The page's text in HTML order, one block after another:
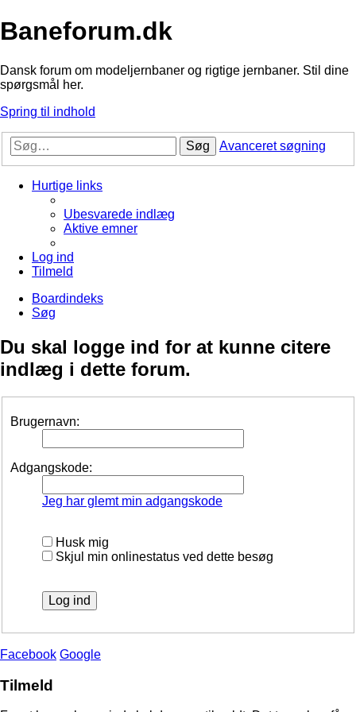
Baneforum.dk
Dansk forum om modeljernbaner og rigtige jernbaner. Stil dine
spørgsmål her.
Spring til indhold
Søg Avanceret søgning
Hurtige links
Ubesvarede indlæg
Aktive emner
Log ind
Tilmeld
Boardindeks
Søg
Du skal logge ind for at kunne citere
indlæg i dette forum.
Brugernavn:
Adgangskode:
Jeg har glemt min adgangskode
Husk mig
Skjul min onlinestatus ved dette besøg
Facebook Google
Tilmeld